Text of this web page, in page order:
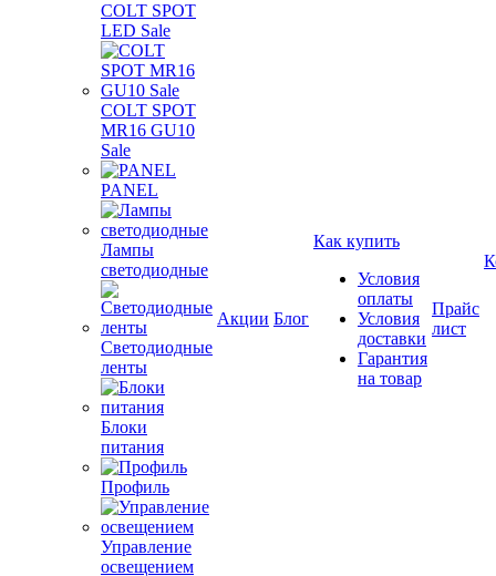
COLT SPOT
LED Sale
COLT SPOT
MR16 GU10
Sale
PANEL
Лампы
светодиодные
Светодиодные
ленты
Блоки
питания
Профиль
Управление
освещением
Акции Блог
Как купить
Условия
оплаты
Условия
доставки
Гарантия
на товар
Прайс
лист